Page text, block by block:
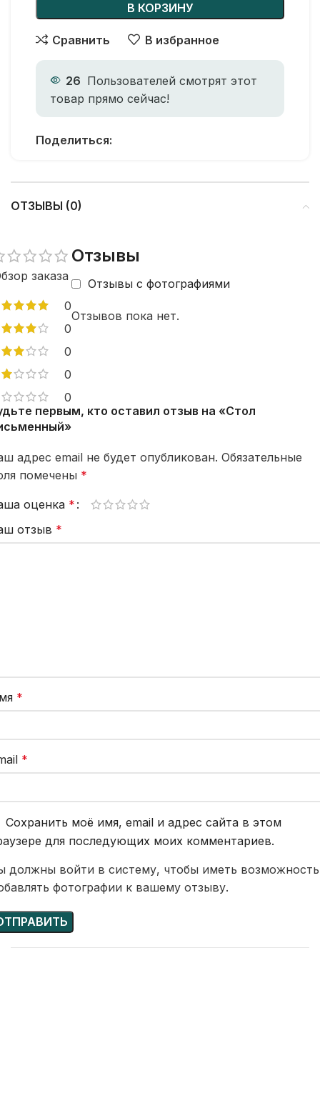
В КОРЗИНУ
Сравнить В избранное
26 Пользователей смотрят этот
товар прямо сейчас!
Поделиться:
ОТЗЫВЫ (0)
заказа
0
0
0
0
0
Отзывы
Отзывы с фотографиями
Отзывов пока нет.
первым, кто оставил отзыв на «Стол
адрес email не будет опубликован. Обязательные
помечены *
оценка *
отзыв *
*
*
Сохранить моё имя, email и адрес сайта в этом
для последующих моих комментариев.
должны войти в систему, чтобы иметь возможность
фотографии к вашему отзыву.